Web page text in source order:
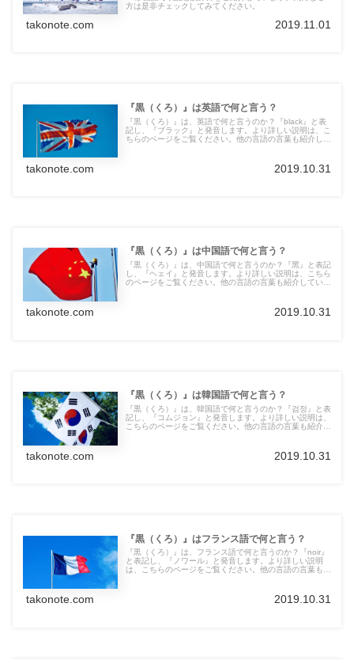
方は是非チェックしてみてください。
takonote.com 2019.11.01
『黒（くろ）』は英語で何と言う？
『黒（くろ）』は、英語で何と言うのか？『black』と表
記し、『ブラック』と発音します。より詳しい説明は、こ
ちらのページをご覧ください。他の言語の言葉も紹介して
takonote.com 2019.10.31
『黒（くろ）』は中国語で何と言う？
『黒（くろ）』は、中国語で何と言うのか？『黑』と表記
し、『ヘェイ』と発音します。より詳しい説明は、こちら
のページをご覧ください。他の言語の言葉も紹介していま
takonote.com 2019.10.31
『黒（くろ）』は韓国語で何と言う？
『黒（くろ）』は、韓国語で何と言うのか？『검정』と表
記し、『コムジョン』と発音します。より詳しい説明は、
こちらのページをご覧ください。他の言語の言葉も紹介し
takonote.com 2019.10.31
『黒（くろ）』はフランス語で何と言う？
『黒（くろ）』は、フランス語で何と言うのか？『noir』
と表記し、『ノワール』と発音します。より詳しい説明
は、こちらのページをご覧ください。他の言語の言葉も紹
takonote.com 2019.10.31